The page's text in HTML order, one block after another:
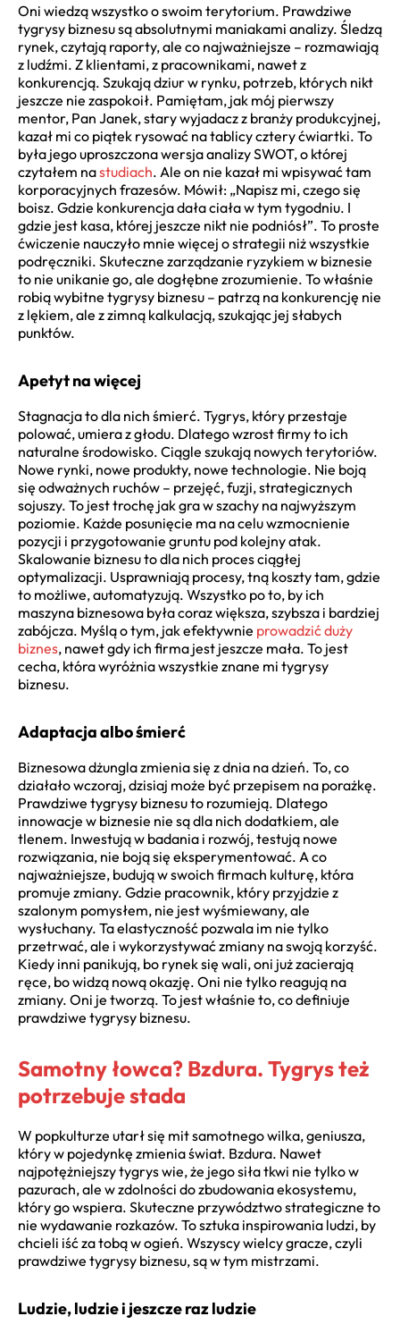
Oni wiedzą wszystko o swoim terytorium. Prawdziwe
tygrysy biznesu są absolutnymi maniakami analizy. Śledzą
rynek, czytają raporty, ale co najważniejsze – rozmawiają
z ludźmi. Z klientami, z pracownikami, nawet z
konkurencją. Szukają dziur w rynku, potrzeb, których nikt
jeszcze nie zaspokoił. Pamiętam, jak mój pierwszy
mentor, Pan Janek, stary wyjadacz z branży produkcyjnej,
kazał mi co piątek rysować na tablicy cztery ćwiartki. To
była jego uproszczona wersja analizy SWOT, o której
czytałem nastudiach. Ale on nie kazał mi wpisywać tam
korporacyjnych frazesów. Mówił: „Napisz mi, czego się
boisz. Gdzie konkurencja dała ciała w tym tygodniu. I
gdzie jest kasa, której jeszcze nikt nie podniósł”. To proste
ćwiczenie nauczyło mnie więcej o strategii niż wszystkie
podręczniki. Skuteczne zarządzanie ryzykiem w biznesie
to nie unikanie go, ale dogłębne zrozumienie. To właśnie
robią wybitne tygrysy biznesu – patrzą na konkurencję nie
z lękiem, ale z zimną kalkulacją, szukając jej słabych
punktów.
Apetyt na więcej
Stagnacja to dla nich śmierć. Tygrys, który przestaje
polować, umiera z głodu. Dlatego wzrost firmy to ich
naturalne środowisko. Ciągle szukają nowych terytoriów.
Nowe rynki, nowe produkty, nowe technologie. Nie boją
się odważnych ruchów – przejęć, fuzji, strategicznych
sojuszy. To jest trochę jak gra w szachy na najwyższym
poziomie. Każde posunięcie ma na celu wzmocnienie
pozycji i przygotowanie gruntu pod kolejny atak.
Skalowanie biznesu to dla nich proces ciągłej
optymalizacji. Usprawniają procesy, tną koszty tam, gdzie
to możliwe, automatyzują. Wszystko po to, by ich
maszyna biznesowa była coraz większa, szybsza i bardziej
zabójcza. Myślą o tym, jak efektywnie prowadzić duży
biznes, nawet gdy ich firma jest jeszcze mała. To jest
cecha, która wyróżnia wszystkie znane mi tygrysy
biznesu.
Adaptacja albo śmierć
Biznesowa dżungla zmienia się z dnia na dzień. To, co
działało wczoraj, dzisiaj może być przepisem na porażkę.
Prawdziwe tygrysy biznesu to rozumieją. Dlatego
innowacje w biznesie nie są dla nich dodatkiem, ale
tlenem. Inwestują w badania i rozwój, testują nowe
rozwiązania, nie boją się eksperymentować. A co
najważniejsze, budują w swoich firmach kulturę, która
promuje zmiany. Gdzie pracownik, który przyjdzie z
szalonym pomysłem, nie jest wyśmiewany, ale
wysłuchany. Ta elastyczność pozwala im nie tylko
przetrwać, ale i wykorzystywać zmiany na swoją korzyść.
Kiedy inni panikują, bo rynek się wali, oni już zacierają
ręce, bo widzą nową okazję. Oni nie tylko reagują na
zmiany. Oni je tworzą. To jest właśnie to, co definiuje
prawdziwe tygrysy biznesu.
Samotny łowca? Bzdura. Tygrys też
potrzebuje stada
W popkulturze utarł się mit samotnego wilka, geniusza,
który w pojedynkę zmienia świat. Bzdura. Nawet
najpotężniejszy tygrys wie, że jego siła tkwi nie tylko w
pazurach, ale w zdolności do zbudowania ekosystemu,
który go wspiera. Skuteczne przywództwo strategiczne to
nie wydawanie rozkazów. To sztuka inspirowania ludzi, by
chcieli iść za tobą w ogień. Wszyscy wielcy gracze, czyli
prawdziwe tygrysy biznesu, są w tym mistrzami.
Ludzie, ludzie i jeszcze raz ludzie